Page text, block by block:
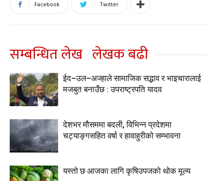
Facebook Twitter
सम्बन्धित लेख लेखक बढी
ईद–उल–अज्हाले सामाजिक सद्भाव र भाइचारालाई
मजबुत बनाउँछ : उपराष्ट्रपति यादव
देशभर मौसममा बदली, विभिन्न प्रदेशमा
चट्याङ्गसहित वर्षा र हावाहुरीको सम्भावना
यस्तो छ आजका लागि कृषिउपजको थोक मूल्य